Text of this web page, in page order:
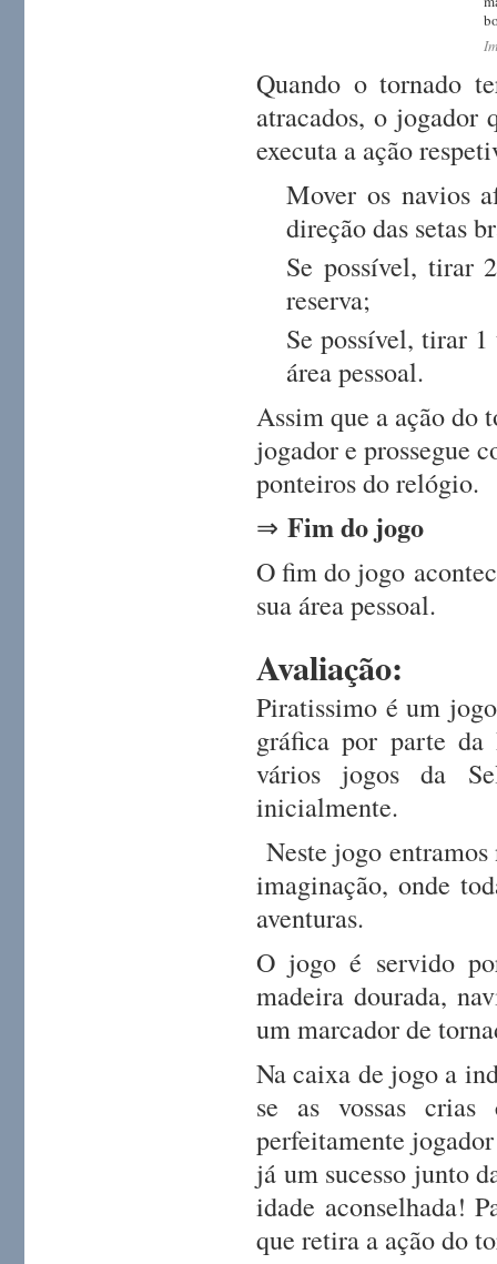
Quando o tornado
atracados, o jogador
executa a ação
Mover os navios
direção das setas
Se possível, tirar
reserva;
Se possível, tirar
área pessoal.
Assim que a ação do
jogador e prossegue
ponteiros do relógio.
⇒Fim do jogo
O fim do jogo
sua área pessoal.
Avaliação:
Piratissimo é um
gráfica por parte da
vários jogos da
inicialmente.
Neste jogo entramos
imaginação, onde
aventuras.
O jogo é servido
madeira dourada,
um marcador de
Na caixa de jogo a
se as vossas
perfeitamente
já um sucesso junto
idade aconselhada!
que retira a ação do